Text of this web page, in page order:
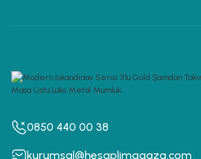
0850 440 00 38
kurumsal@hesaplimagaza.com